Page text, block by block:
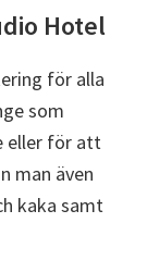
Hotel
för alla
som
eller för att
man även
kaka samt